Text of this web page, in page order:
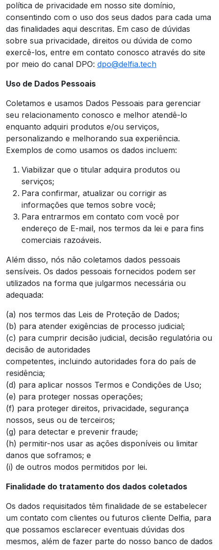
política de privacidade em nosso site domínio,
consentindo com o uso dos seus dados para cada uma
das finalidades aqui descritas. Em caso de dúvidas
sobre sua privacidade, direitos ou dúvida de como
exercê-los, entre em contato conosco através do site
por meio do canal DPO: dpo@delfia.tech
Uso de Dados Pessoais
Coletamos e usamos Dados Pessoais para gerenciar
seu relacionamento conosco e melhor atendê-lo
enquanto adquiri produtos e/ou serviços,
personalizando e melhorando sua experiência.
Exemplos de como usamos os dados incluem:
Viabilizar que o titular adquira produtos ou
serviços;
Para confirmar, atualizar ou corrigir as
informações que temos sobre você;
Para entrarmos em contato com você por
endereço de E-mail, nos termos da lei e para fins
comerciais razoáveis.
Além disso, nós não coletamos dados pessoais
sensíveis. Os dados pessoais fornecidos podem ser
utilizados na forma que julgarmos necessária ou
adequada:
(a) nos termos das Leis de Proteção de Dados;
(b) para atender exigências de processo judicial;
(c) para cumprir decisão judicial, decisão regulatória ou
decisão de autoridades
competentes, incluindo autoridades fora do país de
residência;
(d) para aplicar nossos Termos e Condições de Uso;
(e) para proteger nossas operações;
(f) para proteger direitos, privacidade, segurança
nossos, seus ou de terceiros;
(g) para detectar e prevenir fraude;
(h) permitir-nos usar as ações disponíveis ou limitar
danos que soframos; e
(i) de outros modos permitidos por lei.
Finalidade do tratamento dos dados coletados
Os dados requisitados têm finalidade de se estabelecer
um contato com clientes ou futuros cliente Delfia, para
que possamos esclarecer eventuais dúvidas dos
mesmos, além de fazer parte do nosso banco de dados